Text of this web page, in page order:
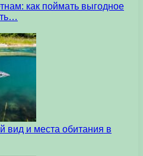
как поймать выгодное
вид и места обитания в